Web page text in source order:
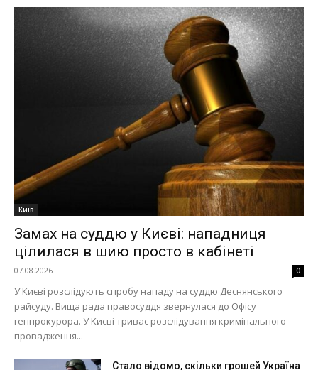
Київ
Замах на суддю у Києві: нападниця
цілилася в шию просто в кабінеті
07.08.2026 0
У Києві розслідують спробу нападу на суддю Деснянського
райсуду. Вища рада правосуддя звернулася до Офісу
генпрокурора. У Києві триває розслідування кримінального
провадження...
Стало відомо, скільки грошей Україна